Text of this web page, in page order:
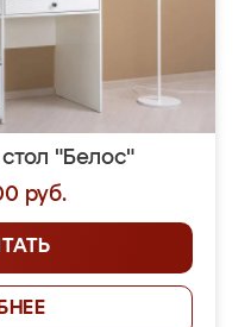
"Белос"
руб.